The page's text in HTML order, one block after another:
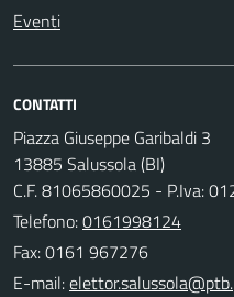
Eventi
CONTATTI
Piazza Giuseppe Garibaldi 3
13885 Salussola (BI)
C.F. 81065860025 - P.Iva:
Telefono:0161998124
Fax: 0161 967276
E-mail: